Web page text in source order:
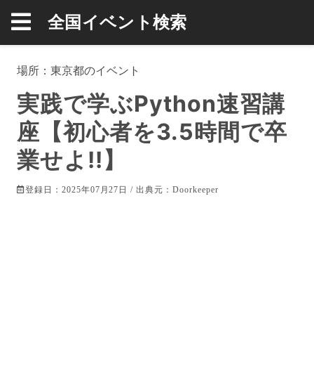
全国イベント検索
場所： 東京都のイベント
実践で学ぶPython速習講
座【初心者を3.5時間で卒
業せよ!!】
登録日：2025年07月27日 / 出典元：Doorkeeper